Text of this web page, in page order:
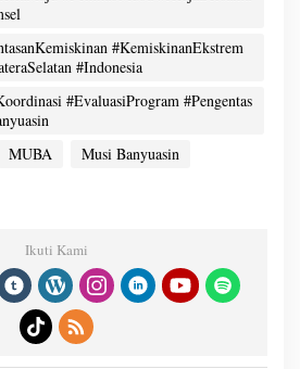
#KemiskinanEkstrem
#Indonesia
#EvaluasiProgram #Pengentas
MUBA
Musi Banyuasin
Ikuti Kami